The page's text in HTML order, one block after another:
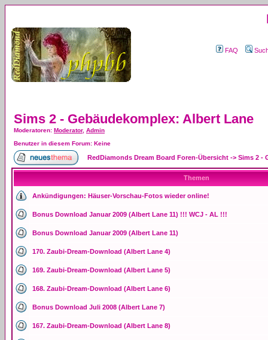
FAQ
Sims 2 - Gebäudekomplex: Albert Lane
Moderatoren: Moderator, Admin
Benutzer in diesem Forum: Keine
RedDiamonds Dream Board Foren-Übersicht -> Sims 2 -
Themen
Ankündigungen: Häuser-Vorschau-Fotos wieder online!
Bonus Download Januar 2009 (Albert Lane 11) !!! WCJ - AL !!!
Bonus Download Januar 2009 (Albert Lane 11)
170. Zaubi-Dream-Download (Albert Lane 4)
169. Zaubi-Dream-Download (Albert Lane 5)
168. Zaubi-Dream-Download (Albert Lane 6)
Bonus Download Juli 2008 (Albert Lane 7)
167. Zaubi-Dream-Download (Albert Lane 8)